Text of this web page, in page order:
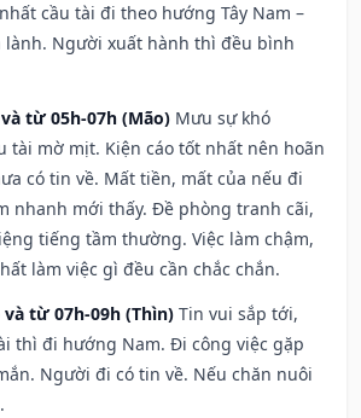
cầu tài đi theo hướng Tây Nam –
lành. Người xuất hành thì đều bình
từ 05h-07h (Mão) Mưu sự khó
tài mờ mịt. Kiện cáo tốt nhất nên hoãn
có tin về. Mất tiền, mất của nếu đi
nhanh mới thấy. Đề phòng tranh cãi,
tiếng tầm thường. Việc làm chậm,
làm việc gì đều cần chắc chắn.
và từ 07h-09h (Thìn) Tin vui sắp tới,
thì đi hướng Nam. Đi công việc gặp
Người đi có tin về. Nếu chăn nuôi